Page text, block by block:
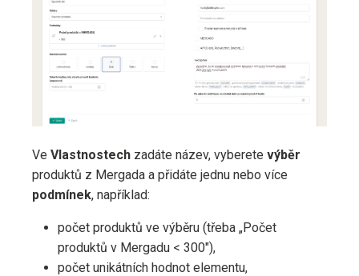
Ve Vlastnostech zadáte název, vyberete výběr
produktů z Mergada a přidáte jednu nebo více
podmínek, například:
počet produktů ve výběru (třeba „Počet
produktů v Mergadu < 300"),
počet unikátních hodnot elementu,